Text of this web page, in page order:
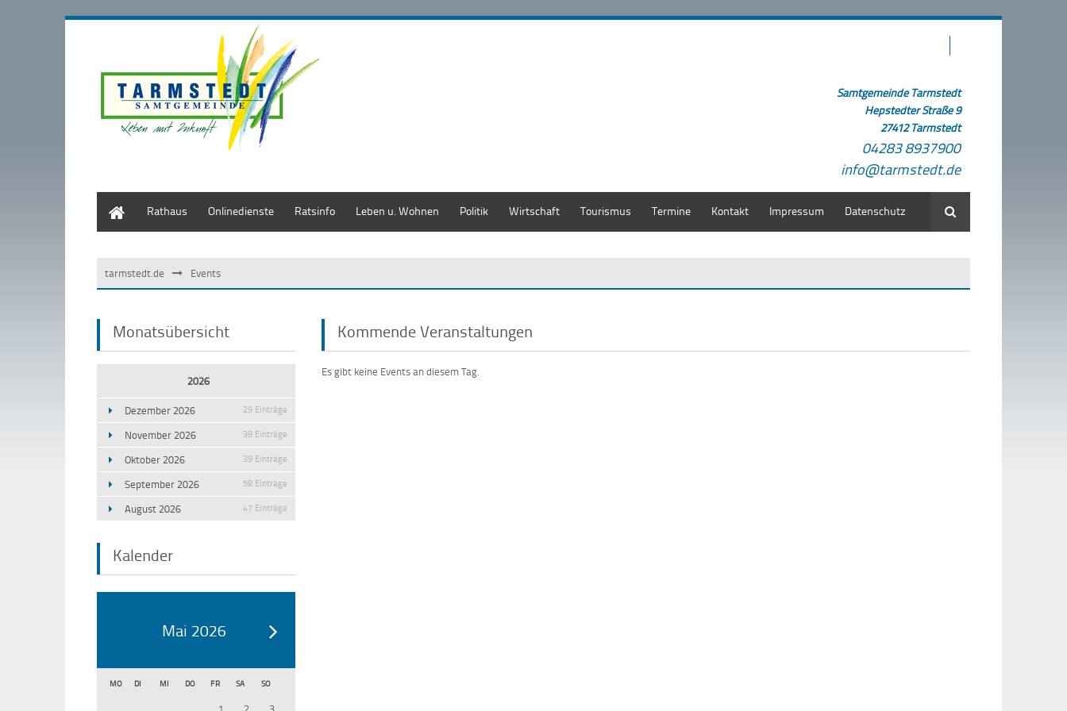
Samtgemeinde Tarmstedt
Hepstedter Straße 9
27412 Tarmstedt
04283 8937900
info@tarmstedt.de
Rathaus Onlinedienste Ratsinfo Leben u. Wohnen Politik Wirtschaft Tourismus Termine Kontakt Impressum Datenschutz Suche
tarmstedt.de Events
Monatsübersicht
2026
Dezember 2026 29 Einträge
November 2026 39 Einträge
Oktober 2026 39 Einträge
September 2026 58 Einträge
August 2026 47 Einträge
Kalender
Mai 2026
MO DI MI DO FR SA SO
Kommende Veranstaltungen
Es gibt keine Events an diesem Tag.